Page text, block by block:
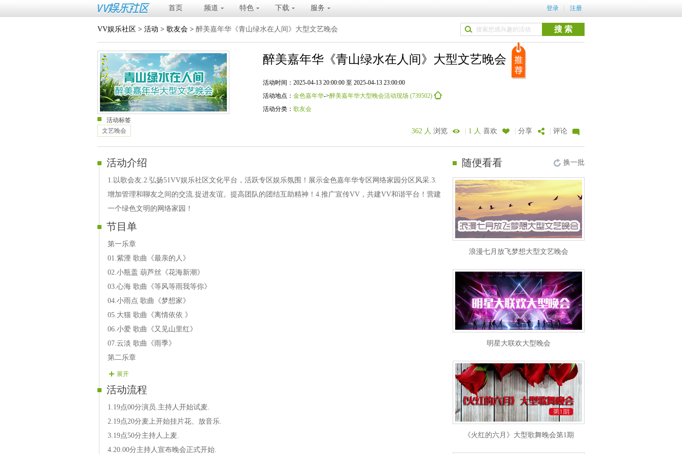
首页 频道 特色 下载 服务 登录 注册
VV娱乐社区 > 活动 > 歌友会 > 醉美嘉年华《青山绿水在人间》大型文艺晚会
醉美嘉年华《青山绿水在人间》大型文艺晚会
活动时间：2025-04-13 20:00:00 至 2025-04-13 23:00:00
活动地点： 金色嘉年华->醉美嘉年华大型晚会活动现场 (739502)
活动分类： 歌友会
活动标签
文艺晚会
362 人 浏览 | 1 人 喜欢 | 分享 | 评论
活动介绍
1.以歌会友.2.弘扬51VV娱乐社区文化平台，活跃专区娱乐氛围！展示金色嘉年华专区网络家园分区风采.3.
增加管理和聊友之间的交流.捉进友谊。提高团队的团结互助精神！4.推广宣传VV，共建VV和谐平台！营建
一个绿色文明的网络家园！
节目单
第一乐章
01.紫湮 歌曲《最亲的人》
02.小瓶盖 葫芦丝《花海新潮》
03.心海 歌曲《等风等雨我等你》
04.小雨点 歌曲《梦想家》
05.大猫 歌曲《离情依依 》
06.小爱 歌曲《又见山里红》
07.云淡 歌曲《雨季》
第二乐章
08.玥玥 歌曲《我的家乡香格里拉》
09.天语 歌曲《搀扶》
展开
活动流程
1.19点00分演员.主持人开始试麦.
2.19点20分麦上开始挂片花、放音乐.
3.19点50分主持人上麦.
4.20.00分主持人宣布晚会正式开始.
随便看看 换一批
浪漫七月放飞梦想大型文艺晚会
明星大联欢大型晚会
《火红的六月》大型歌舞晚会第1期